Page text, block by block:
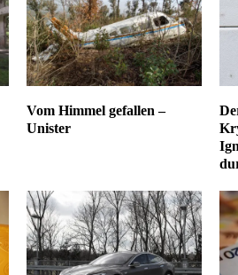
Vom Himmel gefallen –
Unister